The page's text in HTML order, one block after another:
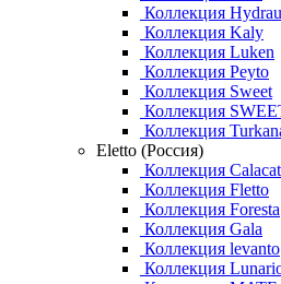
Коллекция
Коллекция Kaly
Коллекция Luken
Коллекция Peyto
Коллекция Sweet
Коллекция
Коллекция
Eletto (Россия)
Коллекция
Коллекция Fletto
Коллекция Foresta
Коллекция Gala
Коллекция levanto
Коллекция